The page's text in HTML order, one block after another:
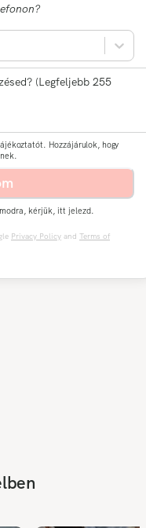
Hozzájárulok, hogy
kérjük, itt jelezd.
Privacy Policy and Terms of